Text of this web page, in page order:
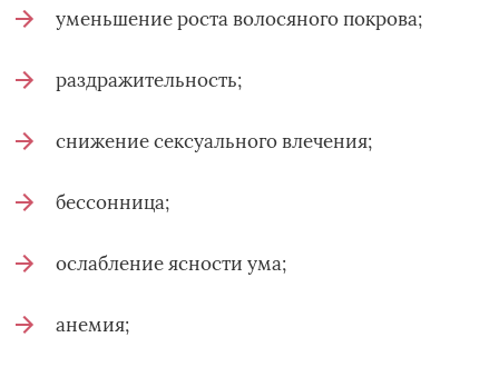
уменьшение роста волосяного покрова;
раздражительность;
снижение сексуального влечения;
бессонница;
ослабление ясности ума;
анемия;